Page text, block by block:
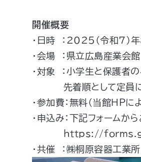
開催概要
・日時 ：2025（令和7
・会場 ：県立広島産業会
・対象 ：小学生と保護者
先着順として定員にな
・参加費：無料（当館ＨＰに
・申込み：下記フォームか
https://
・共催 ：㈱桐原容器工業